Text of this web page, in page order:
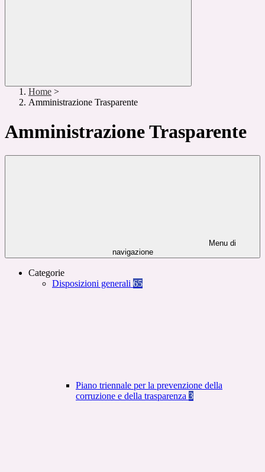
Home >
Amministrazione Trasparente
Amministrazione Trasparente
Menu di
navigazione
Categorie
Disposizioni generali 65
Piano triennale per la prevenzione della
corruzione e della trasparenza 3